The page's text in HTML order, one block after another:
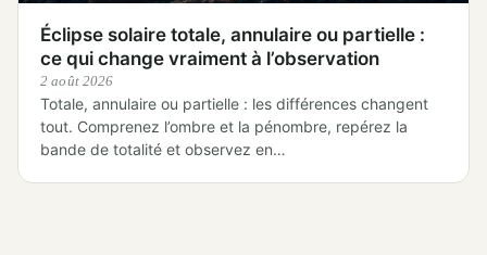
Éclipse solaire totale, annulaire ou partielle :
ce qui change vraiment à l’observation
2 août 2026
Totale, annulaire ou partielle : les différences changent
tout. Comprenez l’ombre et la pénombre, repérez la
bande de totalité et observez en…